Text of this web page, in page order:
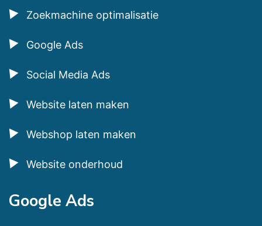
Zoekmachine optimalisatie
Google Ads
Social Media Ads
Website laten maken
Webshop laten maken
Website onderhoud
Google Ads